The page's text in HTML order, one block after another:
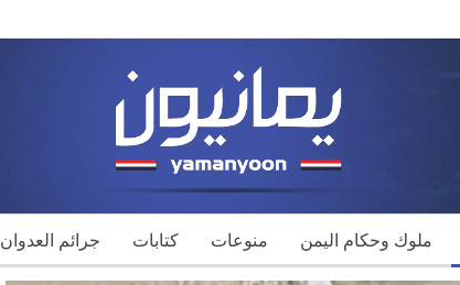
ملوك وحكام اليمن منوعات كتابات جرائم العدوان